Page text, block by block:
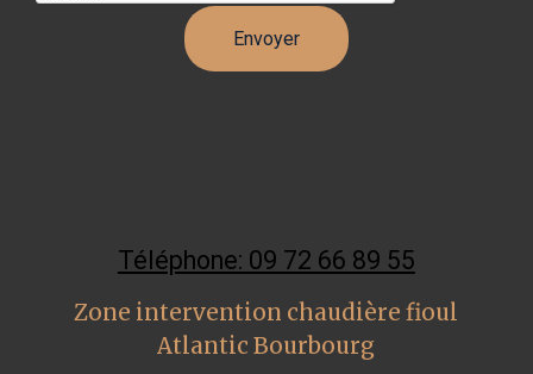
Téléphone: 09 72 66 89 55
Zone intervention chaudière fioul
Atlantic Bourbourg